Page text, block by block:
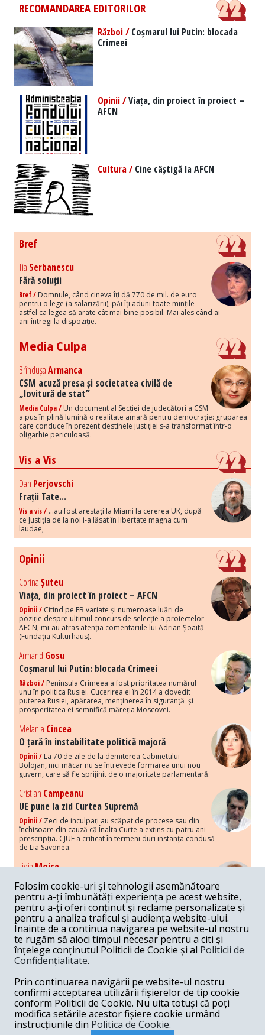
RECOMANDAREA EDITORILOR
Război /Coșmarul lui Putin: blocada
Crimeei
Opinii /Viața, din proiect în proiect –
AFCN
Cultura /Cine câștigă la AFCN
Bref
Tia Serbanescu
Fără soluții
Bref / Domnule, când cineva îți dă 770 de mil. de euro
pentru o lege (a salarizării), păi îți aduni toate mințile
astfel ca legea să arate cât mai bine posibil. Mai ales când ai
ani întregi la dispoziție.
Media Culpa
BrîndușaArmanca
CSM acuză presa și societatea civilă de
„lovitură de stat”
Media Culpa / Un document al Secției de judecători a CSM
a pus în plină lumină o realitate amară pentru democrație: gruparea
care conduce în prezent destinele justiției s-a transformat într-o
oligarhie periculoasă.
Vis a Vis
Dan Perjovschi
Frații Tate...
Vis a vis / ...au fost arestați la Miami la cererea UK, după
ce Justiția de la noi i-a lăsat în libertate magna cum
laudae,
Opinii
CorinaȘuteu
Viața, din proiect în proiect – AFCN
Opinii / Citind pe FB variate și numeroase luări de
poziție despre ultimul concurs de selecție a proiectelor
AFCN, mi-au atras atenția comentariile lui Adrian Șoaită
(Fundația Kulturhaus).
Armand Gosu
Coșmarul lui Putin: blocada Crimeei
Război / Peninsula Crimeea a fost prioritatea numărul
unu în politica Rusiei. Cucerirea ei în 2014 a dovedit
puterea Rusiei, apărarea, menținerea în siguranță și
prosperitatea ei semnifică măreția Moscovei.
Melania Cincea
O țară în instabilitate politică majoră
Opinii / La 70 de zile de la demiterea Cabinetului
Bolojan, nici măcar nu se întrevede formarea unui nou
guvern, care să fie sprijinit de o majoritate parlamentară.
Cristian Campeanu
UE pune la zid Curtea Supremă
Opinii / Zeci de inculpați au scăpat de procese sau din
închisoare din cauză că Înalta Curte a extins cu patru ani
prescripția. CJUE a criticat în termeni duri instanța condusă
de Lia Savonea.
LidiaMoise
Costurile economice ale haosului politic
Opinii / Economia nu poate rezista cu retorica falsă a
susținerii intereselor poporului, care, de fapt, ascunde
obsesia menținerii privilegiilor și a averilor unor caste.
Melania Cincea
Noi puseuri de xenofobie din partea românilor
„neaoși”
Periodic, în spațiul public sunt voci care lansează
mesaje xenofobe la adresa câte unui politician care deranjează un
anumit grup politico-mediatic, într-un anumit moment.
ArmandGosu
Unirea cu Moldova: modele istorice
Folosim cookie-uri și tehnologii asemănătoare
pentru a-ți îmbunătăți experiența pe acest website,
pentru a-ți oferi conținut și reclame personalizate și
pentru a analiza traficul și audiența website-ului.
Înainte de a continua navigarea pe website-ul nostru
te rugăm să aloci timpul necesar pentru a citi și
înțelege conținutul Politicii de Cookie și al Politicii de
Confidențialitate.
Prin continuarea navigării pe website-ul nostru
confirmi acceptarea utilizării fișierelor de tip cookie
conform Politicii de Cookie. Nu uita totuși că poți
modifica setările acestor fișiere cookie urmând
instrucțiunile din Politica de Cookie.